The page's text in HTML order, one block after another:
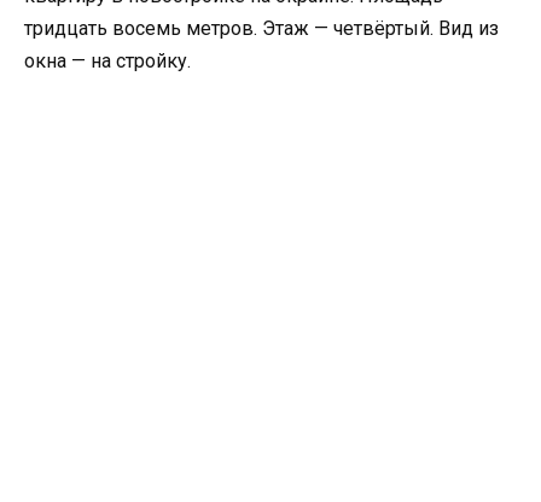
тридцать восемь метров. Этаж — четвёртый. Вид из
окна — на стройку.